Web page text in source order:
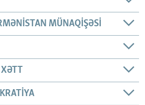
MÜNAQIŞƏSI